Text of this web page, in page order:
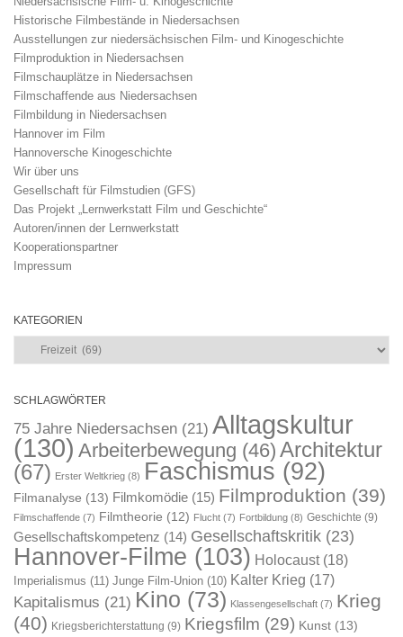
Historische Filmbestände in Niedersachsen
Ausstellungen zur niedersächsischen Film- und Kinogeschichte
Filmproduktion in Niedersachsen
Filmschauplätze in Niedersachsen
Filmschaffende aus Niedersachsen
Filmbildung in Niedersachsen
Hannover im Film
Hannoversche Kinogeschichte
Wir über uns
Gesellschaft für Filmstudien (GFS)
Das Projekt „Lernwerkstatt Film und Geschichte“
Autoren/innen der Lernwerkstatt
Kooperationspartner
Impressum
KATEGORIEN
Kategorien
SCHLAGWÖRTER
75 Jahre Niedersachsen (21) Alltagskultur
(130) Arbeiterbewegung (46) Architektur
(67) Erster Weltkrieg (8) Faschismus (92)
Filmanalyse (13) Filmkomödie (15) Filmproduktion (39)
Filmschaffende (7) Filmtheorie (12) Flucht (7) Fortbildung (8) Geschichte (9)
Gesellschaftskompetenz (14) Gesellschaftskritik (23)
Hannover-Filme (103) Holocaust(18)
Imperialismus (11) Junge Film-Union (10) Kalter Krieg (17)
Kapitalismus (21) Kino (73) Klassengesellschaft (7) Krieg
(40) Kriegsberichterstattung (9) Kriegsfilm (29) Kunst (13)